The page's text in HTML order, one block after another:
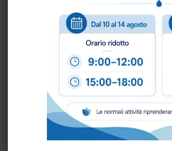
GUANTO MAXI NYLON